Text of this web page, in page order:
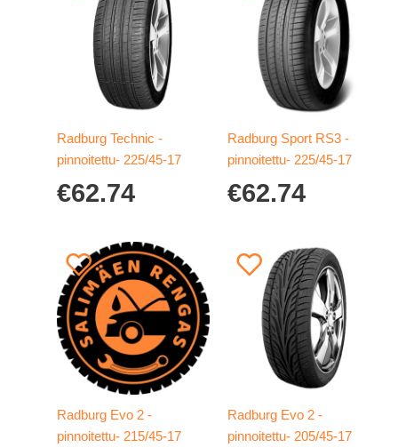
Radburg Technic -
pinnoitettu- 225/45-17
€62.74
Radburg Sport RS3 -
pinnoitettu- 225/45-17
€62.74
Radburg Evo 2 -
pinnoitettu- 215/45-17
Radburg Evo 2 -
pinnoitettu- 205/45-17